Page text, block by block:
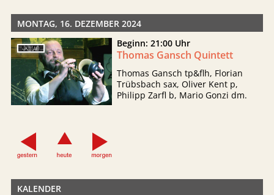
MONTAG, 16. DEZEMBER 2024
Beginn: 21:00 Uhr
Thomas Gansch Quintett
Thomas Gansch tp&flh, Florian
Trübsbach sax, Oliver Kent p,
Philipp Zarfl b, Mario Gonzi dm.
KALENDER